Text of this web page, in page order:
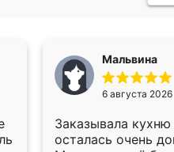
Мальвина
6 августа 2026
Заказывала кухню
осталась очень